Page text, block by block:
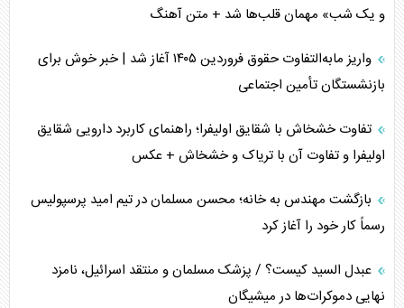
اربعین، کابوس مشترک تل‌آویو-واشنگتن
برنامه هفتم توسعه در نقطه کور سیاستگذاری
کنوانسیون دریای خزر در راستای منافع ملی است؟
اوکراین بازوی مخرب آمریکا در غرب آسیا
اهمیت راهبردی اردن برای آمریکا
و یک شب» مهمان قلب‌ها شد + متن آهنگ
واریز مابه‌التفاوت حقوق فروردین ۱۴۰۵ آغاز شد | خبر خوش برای
بازنشستگان تأمین اجتماعی
تفاوت خشخاش با شقایق اولیفرا؛ راهنمای کاربرد دارویی شقایق
اولیفرا و تفاوت آن با تریاک و خشخاش + عکس
بازگشت مهندس به خانه؛ محسن مسلمان در تیم امید پرسپولیس
رسماً کار خود را آغاز کرد
عبدل السید کیست؟ / پزشک مسلمان و منتقد اسرائیل، نامزد
نهایی دموکرات‌ها در میشیگان